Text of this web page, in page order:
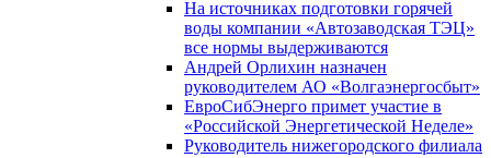
На источниках подготовки горячей
воды компании «Автозаводская ТЭЦ»
все нормы выдерживаются
Андрей Орлихин назначен
руководителем АО «Волгаэнергосбыт»
ЕвроСибЭнерго примет участие в
«Российской Энергетической Неделе»
Руководитель нижегородского филиала